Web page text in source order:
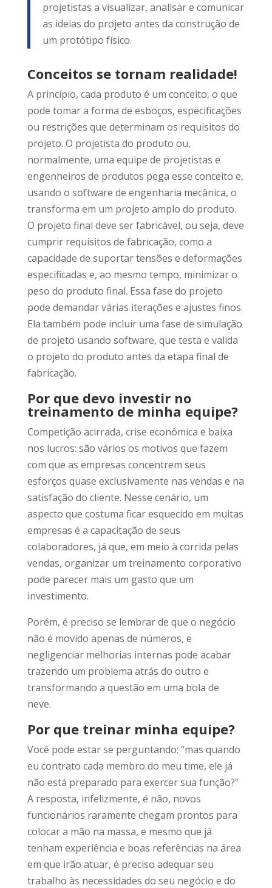
projetistas a visualizar, analisar e comunicar
as ideias do projeto antes da construção de
um protótipo físico.
Conceitos se tornam realidade!
A princípio, cada produto é um conceito, o que
pode tomar a forma de esboços, especificações
ou restrições que determinam os requisitos do
projeto. O projetista do produto ou,
normalmente, uma equipe de projetistas e
engenheiros de produtos pega esse conceito e,
usando o software de engenharia mecânica, o
transforma em um projeto amplo do produto.
O projeto final deve ser fabricável, ou seja, deve
cumprir requisitos de fabricação, como a
capacidade de suportar tensões e deformações
especificadas e, ao mesmo tempo, minimizar o
peso do produto final. Essa fase do projeto
pode demandar várias iterações e ajustes finos.
Ela também pode incluir uma fase de simulação
de projeto usando software, que testa e valida
o projeto do produto antes da etapa final de
fabricação.
Por que devo investir no
treinamento de minha equipe?
Competição acirrada, crise econômica e baixa
nos lucros: são vários os motivos que fazem
com que as empresas concentrem seus
esforços quase exclusivamente nas vendas e na
satisfação do cliente. Nesse cenário, um
aspecto que costuma ficar esquecido em muitas
empresas é a capacitação de seus
colaboradores, já que, em meio à corrida pelas
vendas, organizar um treinamento corporativo
pode parecer mais um gasto que um
investimento.
Porém, é preciso se lembrar de que o negócio
não é movido apenas de números, e
negligenciar melhorias internas pode acabar
trazendo um problema atrás do outro e
transformando a questão em uma bola de
neve.
Por que treinar minha equipe?
Você pode estar se perguntando: “mas quando
eu contrato cada membro do meu time, ele já
não está preparado para exercer sua função?”
A resposta, infelizmente, é não, novos
funcionários raramente chegam prontos para
colocar a mão na massa, e mesmo que já
tenham experiência e boas referências na área
em que irão atuar, é preciso adequar seu
trabalho às necessidades do seu negócio e do